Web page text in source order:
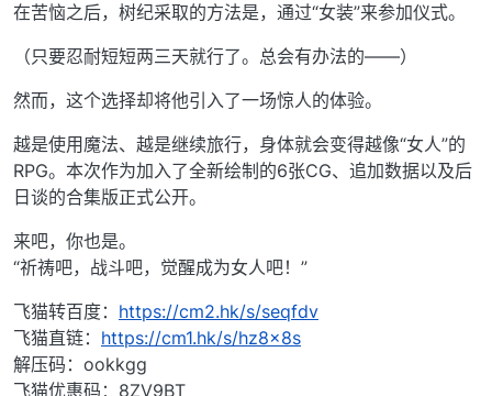
在苦恼之后，树纪采取的方法是，通过“女装”来参加仪式。
（只要忍耐短短两三天就行了。总会有办法的——）
然而，这个选择却将他引入了一场惊人的体验。
越是使用魔法、越是继续旅行，身体就会变得越像“女人”的
RPG。本次作为加入了全新绘制的6张CG、追加数据以及后
日谈的合集版正式公开。
来吧，你也是。
“祈祷吧，战斗吧，觉醒成为女人吧！”
飞猫转百度： https://cm2.hk/s/seqfdv
飞猫直链： https://cm1.hk/s/hz8x8s
解压码：ookkgg
飞猫优惠码：8ZV9BT